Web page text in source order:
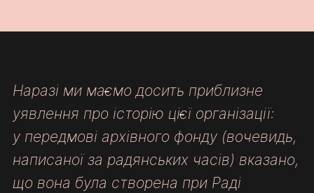
Наразі ми маємо досить приблизне
уявлення про історію цієї організації:
у передмові архівного фонду (вочевидь,
написаної за радянських часів) вказано,
що вона була створена при Раді